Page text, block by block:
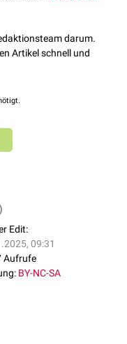
darum.
Artikel schnell und
Edit:
09:31
Aufrufe
BY-NC-SA